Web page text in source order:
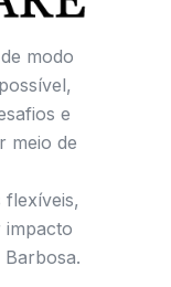
modo
e
meio de
impacto
Barbosa.